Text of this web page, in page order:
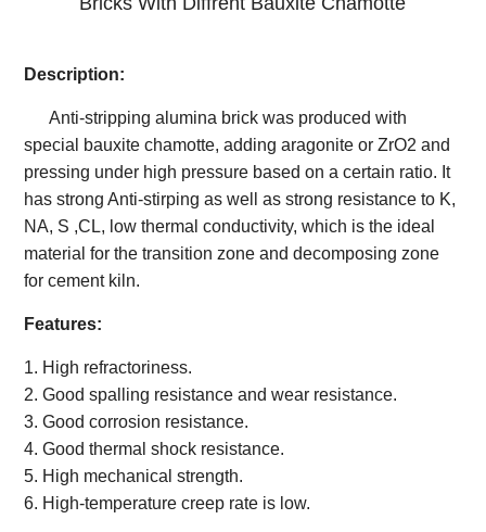
Description:
Anti-stripping alumina brick was produced with
special bauxite chamotte, adding aragonite or ZrO2 and
pressing under high pressure based on a certain ratio. It
has strong Anti-stirping as well as strong resistance to K,
NA, S ,CL, low thermal conductivity, which is the ideal
material for the transition zone and decomposing zone
for cement kiln.
Features:
1. High refractoriness.
2. Good spalling resistance and wear resistance.
3. Good corrosion resistance.
4. Good thermal shock resistance.
5. High mechanical strength.
6. High-temperature creep rate is low.